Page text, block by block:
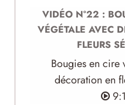
VIDÉO N°22 :
VÉGÉTALE AVEC
FLEURS
Bougies en cire
décoration en